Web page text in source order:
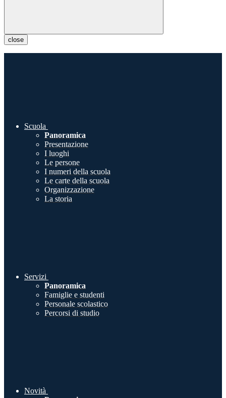
close
Scuola
Panoramica
Presentazione
I luoghi
Le persone
I numeri della scuola
Le carte della scuola
Organizzazione
La storia
Servizi
Panoramica
Famiglie e studenti
Personale scolastico
Percorsi di studio
Novità